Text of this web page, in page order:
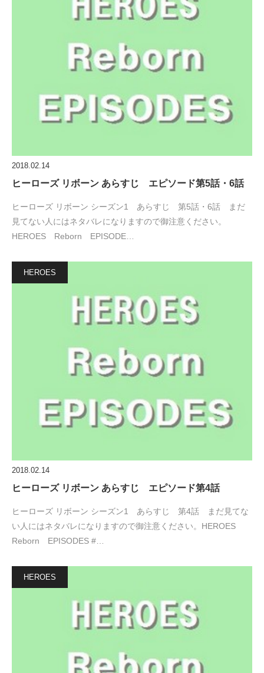
2018.02.14
ヒーローズ リボーン あらすじ エピソード第5話・6話
ヒーローズ リボーン シーズン1 あらすじ 第5話・6話 まだ
見てない人にはネタバレになりますので御注意ください。
HEROES Reborn EPISODE…
HEROES
2018.02.14
ヒーローズ リボーン あらすじ エピソード第4話
ヒーローズ リボーン シーズン1 あらすじ 第4話 まだ見てな
い人にはネタバレになりますので御注意ください。HEROES
Reborn EPISODES #…
HEROES